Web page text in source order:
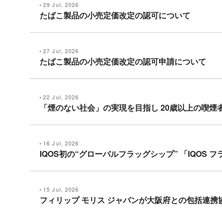
29 Jul, 2026
たばこ製品の小売定価改定の認可について
27 Jul, 2026
たばこ製品の小売定価改定の認可申請について
22 Jul, 2026
「煙のない社会」の実現を目指し 20歳以上の喫
16 Jul, 2026
IQOS初の“グローバルフラッグシップ” 「IQOS
15 Jul, 2026
フィリップ モリス ジャパンが大阪府との包括連